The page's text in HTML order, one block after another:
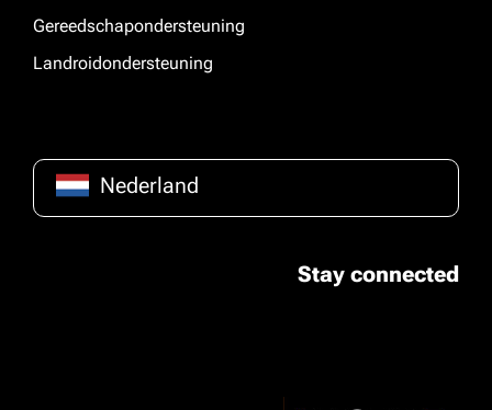
Gereedschapondersteuning
Landroidondersteuning
Nederland
Stay connected